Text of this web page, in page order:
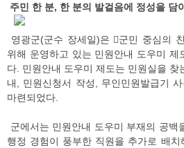
주민 한 분, 한 분의 발걸음에 정성을 담
영광군(군수 장세일)은 󰡒군민 중심의
위해 운영하고 있는 민원안내 도우미 제
다. 민원안내 도우미 제도는 민원실을
내, 민원신청서 작성, 무인민원발급기
마련되었다.
군에서는 민원안내 도우미 부재의 공백
행정 경험이 풍부한 직원을 추가로 배